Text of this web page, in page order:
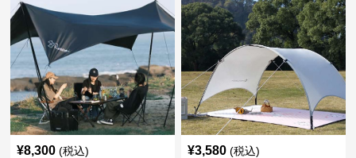
¥8,300 (税込) ¥3,580 (税込)